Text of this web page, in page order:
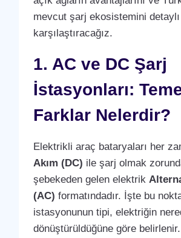
mevcut şarj ekosistemini
karşılaştıracağız.
1. AC ve DC Şarj
İstasyonları:
Farklar Nelerdir?
Elektrikli araç bataryaları her
Akım (DC) ile şarj olmak
şebekeden gelen elektrik
(AC) formatındadır. İşte bu
istasyonunun tipi, elektriğin
dönüştürüldüğüne göre